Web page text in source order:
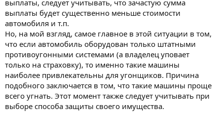
выплаты, следует учитывать, что зачастую сумма
выплаты будет существенно меньше стоимости
автомобиля и т.п.
Но, на мой взгляд, самое главное в этой ситуации в том,
что если автомобиль оборудован только штатными
противоугонными системами (а владелец уповает
только на страховку), то именно такие машины
наиболее привлекательны для угонщиков. Причина
подобного заключается в том, что такие машины проще
всего угнать. Этот момент также следует учитывать при
выборе способа защиты своего имущества.